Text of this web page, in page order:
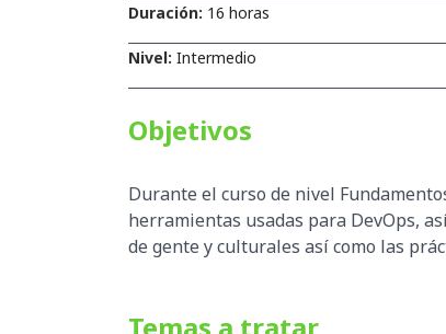
Duración: 16 horas
Nivel: Intermedio
Objetivos
Durante el curso de nivel
herramientas usadas para DevOps,
de gente y culturales así como las
Temas a tratar